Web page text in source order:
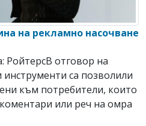
на рекламно насочване
РойтерсВ отговор на
инструменти са позволили
към потребители, които
или реч на омра